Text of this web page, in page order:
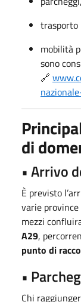
trasporto
mobilità
sono
🔗
di
• Arrivo
È previsto
varie
mezzi
A29,
punto di
•
Chi